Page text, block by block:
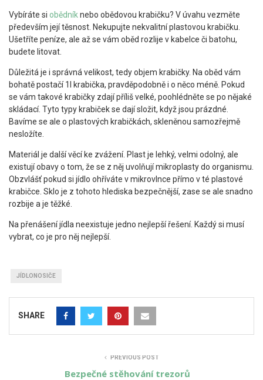
Vybíráte si obědníknebo obědovou krabičku? V úvahu vezměte
především její těsnost. Nekupujte nekvalitní plastovou krabičku.
Ušetříte peníze, ale až se vám oběd rozlije v kabelce či batohu,
budete litovat.
Důležitá je i správná velikost, tedy objem krabičky. Na oběd vám
bohatě postačí 1l krabička, pravděpodobně i o něco méně. Pokud
se vám takové krabičky zdají příliš velké, poohlédněte se po nějaké
skládací. Tyto typy krabiček se dají složit, když jsou prázdné.
Bavíme se ale o plastových krabičkách, skleněnou samozřejmě
nesložíte.
Materiál je další věcí ke zvážení. Plast je lehký, velmi odolný, ale
existují obavy o tom, že se z něj uvolňují mikroplasty do organismu.
Obzvlášť pokud si jídlo ohříváte v mikrovlnce přímo v té plastové
krabičce. Sklo je z tohoto hlediska bezpečnější, zase se ale snadno
rozbije a je těžké.
Na přenášení jídla neexistuje jedno nejlepší řešení. Každý si musí
vybrat, co je pro něj nejlepší.
JÍDLONOSIČE
SHARE
PREVIOUS POST
Bezpečné stěhování trezorů